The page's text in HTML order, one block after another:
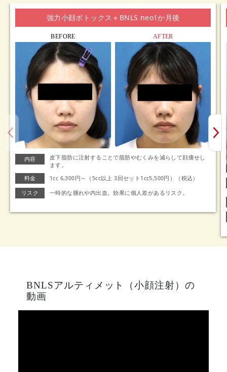
強力小顔ボトックス＋BNLS neo1か月後
BEFORE AFTER
内容
皮下脂肪に注射することで脂肪やむくみを減らして顔痩せし
ます。
料金
1cc 6,300円～（5cc以上 3回セット1cc5,500円）（税込）
リスク 一時的な腫れや内出血。効果に個人差があるリスク。
BNLSアルティメット（小顔注射）の
動画